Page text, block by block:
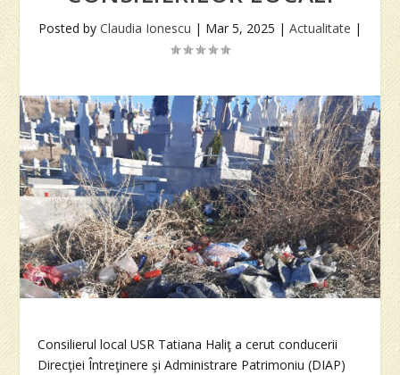
Posted by Claudia Ionescu | Mar 5, 2025 | Actualitate |
Consilierul local USR Tatiana Haliţ a cerut conducerii
Direcţiei Întreţinere şi Administrare Patrimoniu (DIAP)